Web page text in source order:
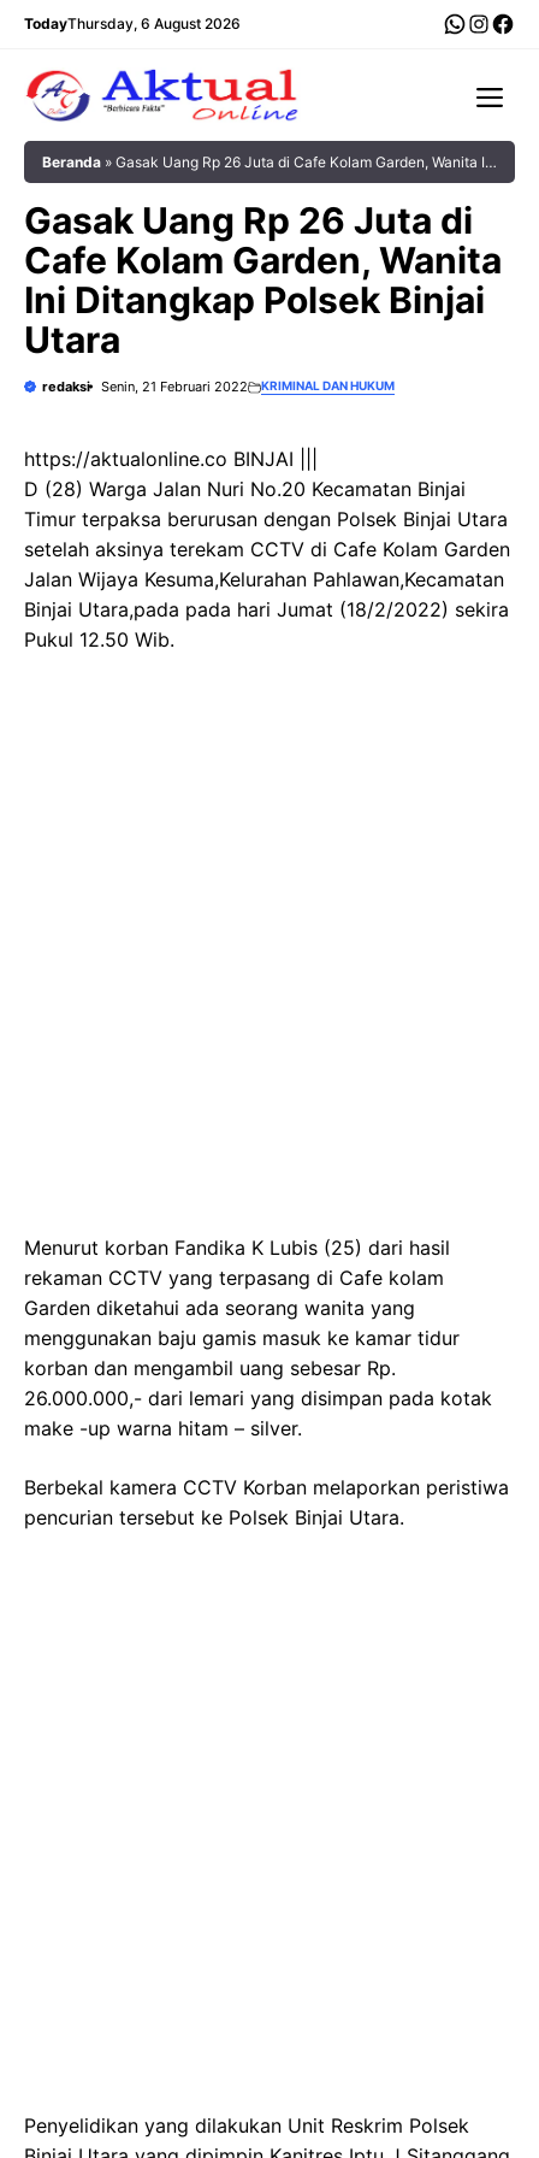
Langsung
TodayThursday, 6 August 2026
Beranda » Gasak Uang Rp 26 Juta di Cafe Kolam Garden, Wanita Ini
Gasak Uang Rp 26 Juta di
Cafe Kolam Garden, Wanita
Ini Ditangkap Polsek Binjai
Utara
redaksi Senin, 21 Februari 2022 KRIMINAL DAN HUKUM
https://aktualonline.co BINJAI |||
D (28) Warga Jalan Nuri No.20 Kecamatan Binjai
Timur terpaksa berurusan dengan Polsek Binjai Utara
setelah aksinya terekam CCTV di Cafe Kolam Garden
Jalan Wijaya Kesuma,Kelurahan Pahlawan,Kecamatan
Binjai Utara,pada pada hari Jumat (18/2/2022) sekira
Pukul 12.50 Wib.
Menurut korban Fandika K Lubis (25) dari hasil
rekaman CCTV yang terpasang di Cafe kolam
Garden diketahui ada seorang wanita yang
menggunakan baju gamis masuk ke kamar tidur
korban dan mengambil uang sebesar Rp.
26.000.000,- dari lemari yang disimpan pada kotak
make -up warna hitam – silver.
Berbekal kamera CCTV Korban melaporkan peristiwa
pencurian tersebut ke Polsek Binjai Utara.
Penyelidikan yang dilakukan Unit Reskrim Polsek